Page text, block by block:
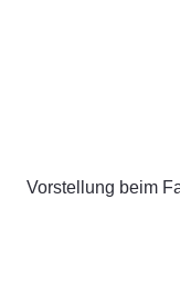
Vorstellung beim